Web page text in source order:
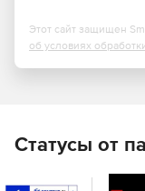
Автоматизация
Этот сайт защищен
об условиях
Статусы от